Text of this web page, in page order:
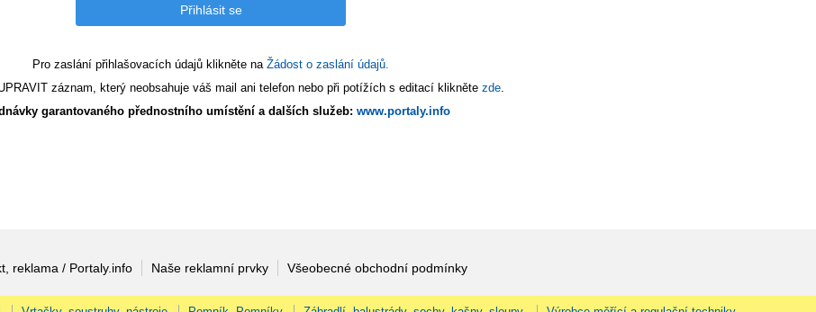
Pro zaslání přihlašovacích údajů klikněte na Žádost o zaslání údajů.
záznam, který neobsahuje váš mail ani telefon nebo při potížích s editací klikněte zde
garantovaného přednostního umístění a dalších služeb: www.portaly.info
reklama / Portaly.info Naše reklamní prvky Všeobecné obchodní podmínky